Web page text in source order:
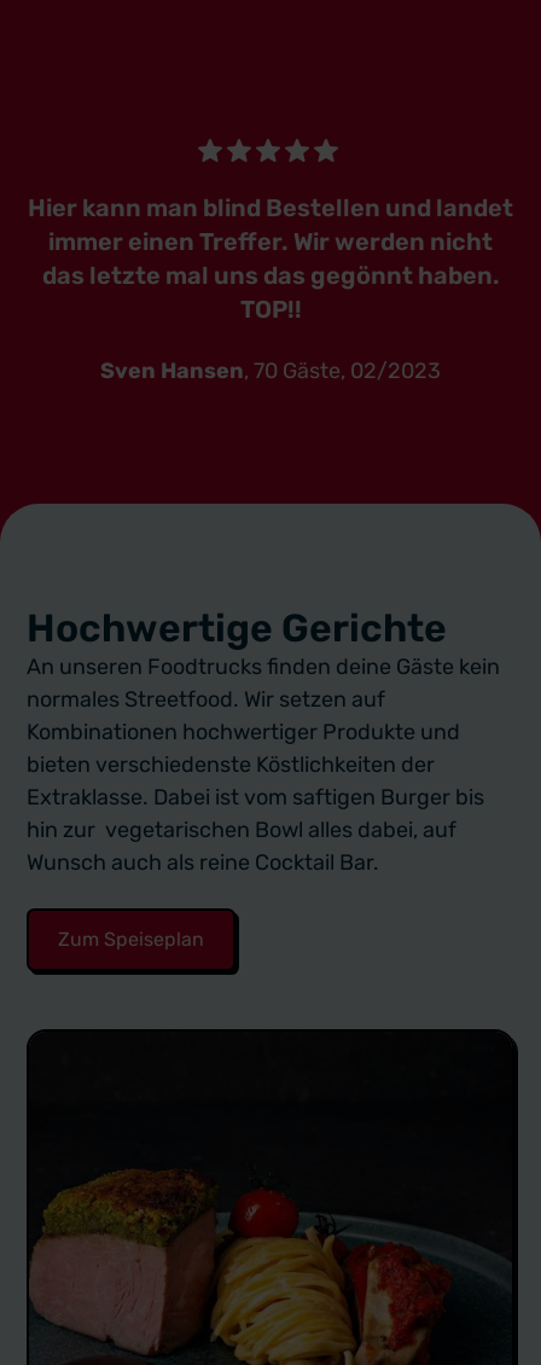
Hier kann man blind Bestellen und landet
immer einen Treffer. Wir werden nicht
das letzte mal uns das gegönnt haben.
TOP!!
Sven Hansen, 70 Gäste, 02/2023
Hochwertige Gerichte
An unseren Foodtrucks finden deine Gäste kein
normales Streetfood. Wir setzen auf
Kombinationen hochwertiger Produkte und
bieten verschiedenste Köstlichkeiten der
Extraklasse. Dabei ist vom saftigen Burger bis
hin zur vegetarischen Bowl alles dabei, auf
Wunsch auch als reine Cocktail Bar.
Zum Speiseplan